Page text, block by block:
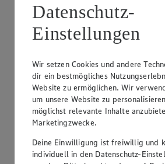
Datenschutz-
Einstellungen
Wir setzen Cookies und andere
dir ein bestmögliches
Website zu ermöglichen. Wir
um unsere Website zu
möglichst relevante Inhalte
Marketingzwecke.
Deine Einwilligung ist freiwillig und
individuell in den Datenschutz-